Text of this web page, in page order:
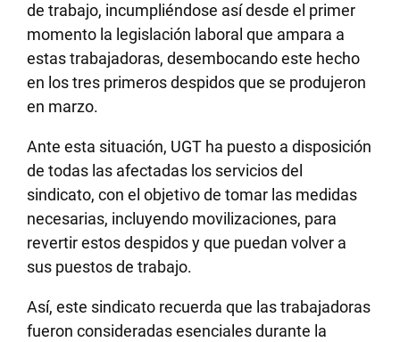
de trabajo, incumpliéndose así desde el primer
momento la legislación laboral que ampara a
estas trabajadoras, desembocando este hecho
en los tres primeros despidos que se produjeron
en marzo.
Ante esta situación, UGT ha puesto a disposición
de todas las afectadas los servicios del
sindicato, con el objetivo de tomar las medidas
necesarias, incluyendo movilizaciones, para
revertir estos despidos y que puedan volver a
sus puestos de trabajo.
Así, este sindicato recuerda que las trabajadoras
fueron consideradas esenciales durante la